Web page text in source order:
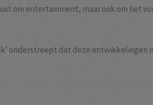
om entertainment, maar ook om het
onderstreept dat deze